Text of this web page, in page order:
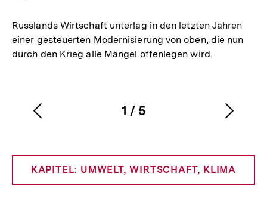
Russlands Wirtschaft unterlag in den letzten Jahren
einer gesteuerten Modernisierung von oben, die nun
durch den Krieg alle Mängel offenlegen wird.
Karussellinhalt
1
von
/ 5
Vorherigen
anzeigen
KAPITEL: UMWELT, WIRTSCHAFT, KLIMA